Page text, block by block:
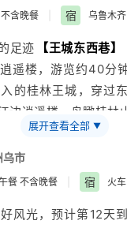
给小鸟安个家。
的美，从而提升保护
活动可以把鸟巢放到
子”中，我们会赠送
扇子 。大自然里听
悟生命奇妙，见证四
树叶、一阵微风、一
含晚餐 宿 乌鲁木齐
足迹 【王城东西巷】
遥楼，游览约40分
的桂林王城，穿过
边逍遥楼，鸟瞰桂林
好河山。接着前往参观
，木龙湖景区总体
合建筑范围内地形地
宋画为基本素材，就
的歌舞，领略美丽的
展开查看全部 ▼
乌市
餐 不含晚餐 宿 火车
风光，预计第12天